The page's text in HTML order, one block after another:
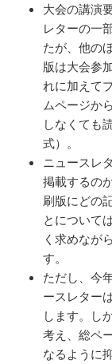
大会の講演
レターの一
たが、他の
版は大会参
れに加えて
ムページか
しなくても
式）。
ニュースレ
掲載するの
刷版にどの
とについて
く求めなが
す。
ただし、今
ースレター
します。し
考え、総ペ
なるように